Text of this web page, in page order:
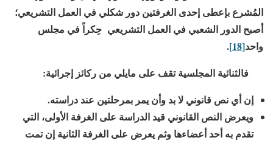
المُشرع بإعطى إحدى الغرفتين دور شكلي في العمل التشريعي؛
أصبح الدور الشعبي في العمل التشريعي حِكراً في مجلس
واحد[18]
.
فالثنائية المجلسية تقف على مايلي من ركائز إجرائية:
إن أي نص قانوني لا بد وأن يمر بمرحلتين عند دراسته.
ويعرض النص القانوني قيد الدراسة على الغرفة الأولى، التي
تقدم به أحد أعضاءها وثم يعرض على الغرفة الثانية إن تمت